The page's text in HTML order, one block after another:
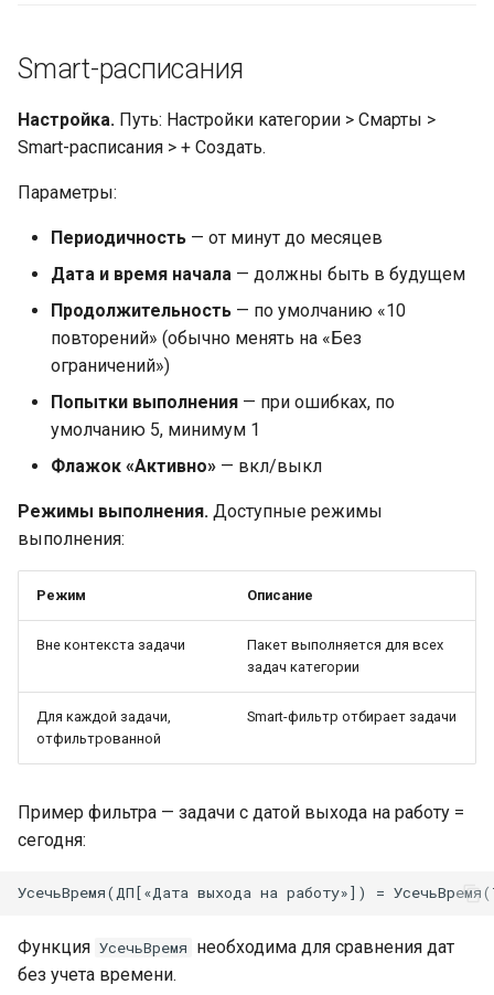
Smart-расписания
Настройка. Путь: Настройки категории > Смарты >
Smart-расписания > + Создать.
Параметры:
Периодичность — от минут до месяцев
Дата и время начала — должны быть в будущем
Продолжительность — по умолчанию «10
повторений» (обычно менять на «Без
ограничений»)
Попытки выполнения — при ошибках, по
умолчанию 5, минимум 1
Флажок «Активно» — вкл/выкл
Режимы выполнения. Доступные режимы
выполнения:
Режим Описание
Вне контекста задачи
Пакет выполняется для всех
задач категории
Для каждой задачи,
отфильтрованной
Smart-фильтр отбирает задачи
Пример фильтра — задачи с датой выхода на работу =
сегодня:
Функция УсечьВремя необходима для сравнения дат
без учета времени.